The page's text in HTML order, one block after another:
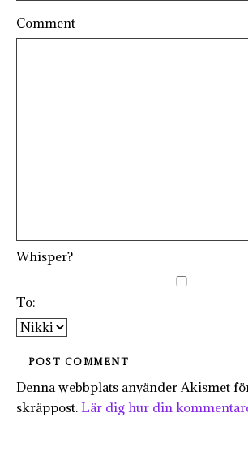
Comment
Whisper?
To:
Denna webbplats använder Akismet
skräppost. Lär dig hur din